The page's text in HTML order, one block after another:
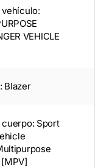
VEHICLE
Blazer
Sport